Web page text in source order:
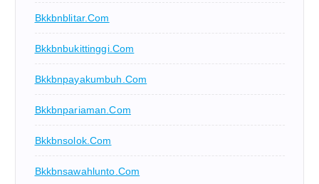
Bkkbnblitar.com
Bkkbnbukittinggi.com
Bkkbnpayakumbuh.com
Bkkbnpariaman.com
Bkkbnsolok.com
Bkkbnsawahlunto.com